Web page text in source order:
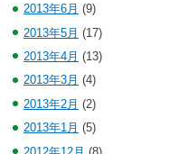
2013年6月 (9)
2013年5月 (17)
2013年4月 (13)
2013年3月 (4)
2013年2月 (2)
2013年1月 (5)